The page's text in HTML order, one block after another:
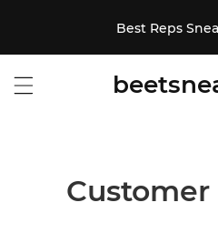
Best Reps
Customer